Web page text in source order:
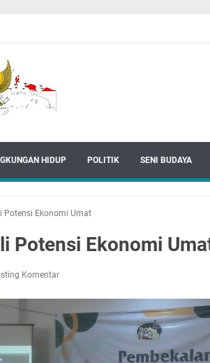
HIDUP POLITIK SENI BUDAYA
Potensi Ekonomi Umat
Potensi Ekonomi
Komentar